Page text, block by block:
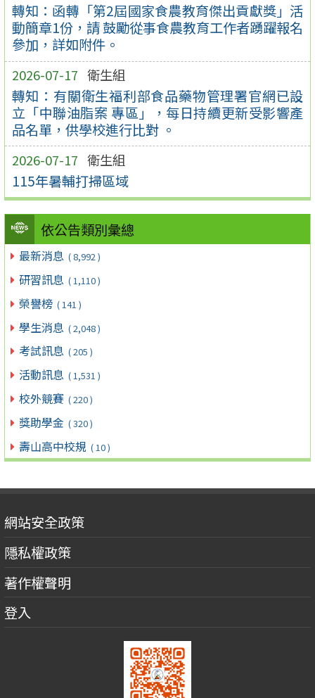
轉知：函轉「第2屆國家食農教育傑出貢獻獎」活
動簡章1份，請 鼓勵從事食農教育工作者踴躍報名
參加，詳如附件。
2026-07-17 衛生組
轉知：有關衛生福利部食品藥物管理署官網已設
立「中聯油脂案 專區」，每日持續更新受影響產
品名單，供學校進行比對 。
2026-07-17 衛生組
115年暑輔打掃區域
依公告類別彙總
最新消息 ( 8,992 )
研習訊息 ( 1,110 )
榮譽榜 ( 141 )
學生消息 ( 2,048 )
考試訊息 ( 205 )
活動訊息 ( 1,531 )
校外競賽 ( 220 )
獎助學金 ( 320 )
壽山高中校規 ( 10 )
網站安全政策
隱私權政策
著作權聲明
登入